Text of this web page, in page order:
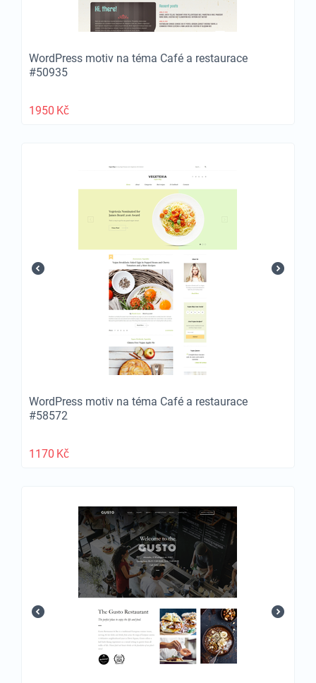
WordPress motiv na téma Café a restaurace
#50935
1950 Kč
WordPress motiv na téma Café a restaurace
#58572
1170 Kč